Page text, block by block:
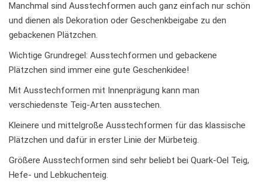
Manchmal sind Ausstechformen auch ganz einfach nur schön
und dienen als Dekoration oder Geschenkbeigabe zu den
gebackenen Plätzchen.
Wichtige Grundregel: Ausstechformen und gebackene
Plätzchen sind immer eine gute Geschenkidee!
Mit Ausstechformen mit Innenprägung kann man
verschiedenste Teig-Arten ausstechen.
Kleinere und mittelgroße Ausstechformen für das klassische
Plätzchen und dafür in erster Linie der Mürbeteig.
Größere Ausstechformen sind sehr beliebt bei Quark-Oel Teig,
Hefe- und Lebkuchenteig.